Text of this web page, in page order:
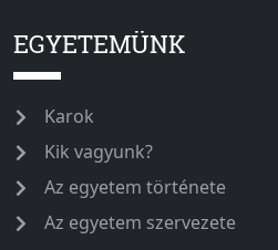
EGYETEMÜNK
Karok
Kik vagyunk?
Az egyetem története
Az egyetem szervezete